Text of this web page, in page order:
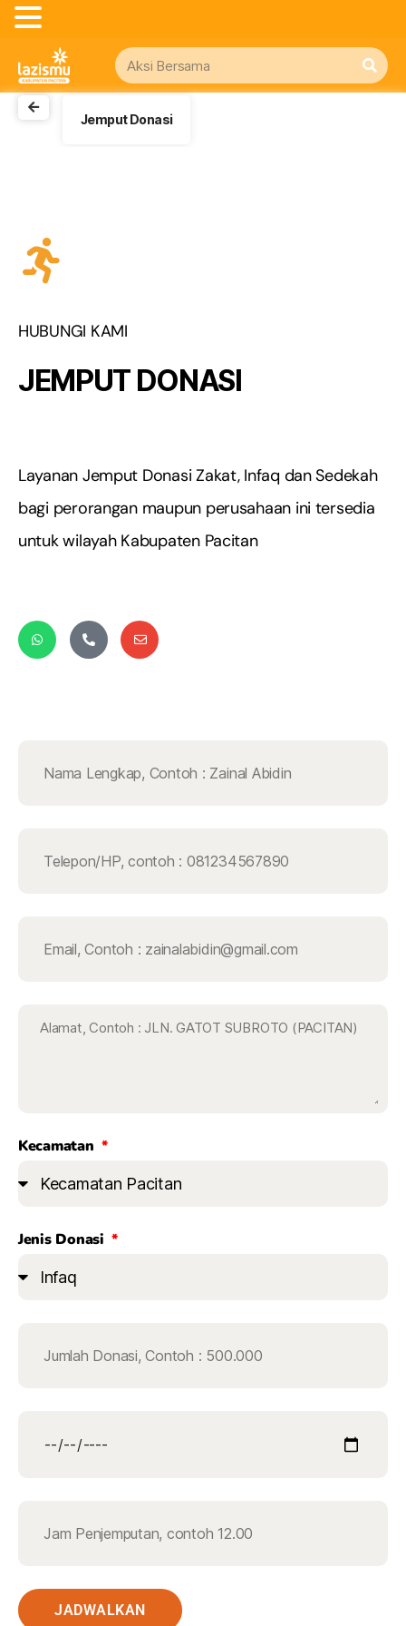
Jemput Donasi
HUBUNGI KAMI
JEMPUT DONASI
Layanan Jemput Donasi Zakat, Infaq dan Sedekah
bagi perorangan maupun perusahaan ini tersedia
untuk wilayah Kabupaten Pacitan
Kecamatan
Jenis Donasi
JADWALKAN